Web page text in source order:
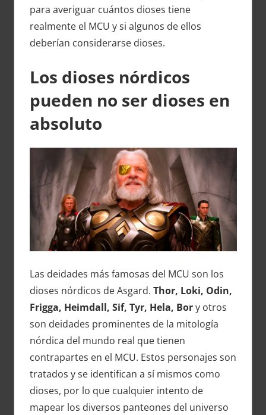
para averiguar cuántos dioses tiene
realmente el MCU y si algunos de ellos
deberían considerarse dioses.
Los dioses nórdicos
pueden no ser dioses en
absoluto
Las deidades más famosas del MCU son los
dioses nórdicos de Asgard. Thor, Loki, Odin,
Frigga, Heimdall, Sif, Tyr, Hela, Bory otros
son deidades prominentes de la mitología
nórdica del mundo real que tienen
contrapartes en el MCU. Estos personajes son
tratados y se identifican a sí mismos como
dioses, por lo que cualquier intento de
mapear los diversos panteones del universo